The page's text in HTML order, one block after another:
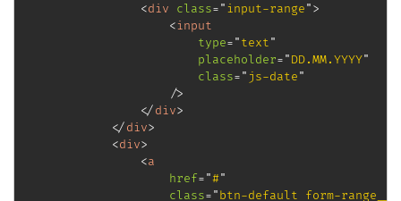
<div class="input-range">
<input
type="text"
placeholder="DD.MM.YYYY"
class=" js-date"
/>
</div>
</div>
<div>
<a
href="#"
class="btn-default form-